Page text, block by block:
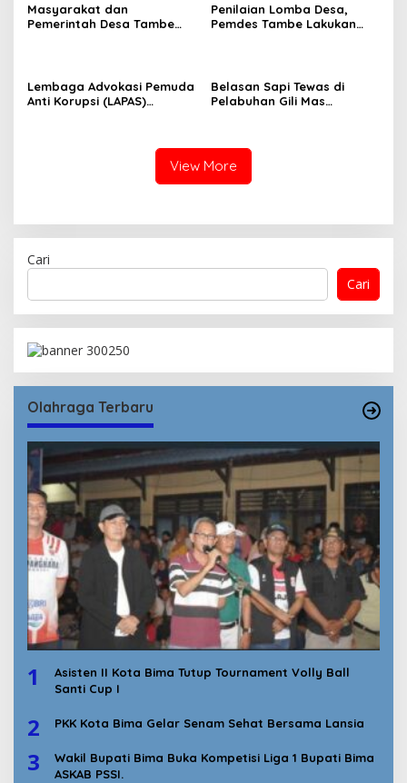
Masyarakat dan
Pemerintah Desa Tambe
Penilaian Lomba Desa,
Pemdes Tambe Lakukan
Lembaga Advokasi Pemuda
Anti Korupsi (LAPAS)
Belasan Sapi Tewas di
Pelabuhan Gili Mas
View More
Cari
Cari
Olahraga Terbaru
1
Asisten II Kota Bima Tutup Tournament Volly Ball
Santi Cup I
2 PKK Kota Bima Gelar Senam Sehat Bersama Lansia
3
Wakil Bupati Bima Buka Kompetisi Liga 1 Bupati Bima
ASKAB PSSI.